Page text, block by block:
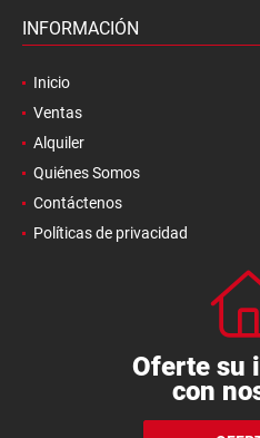
INFORMACIÓN
Inicio
Ventas
Alquiler
Quiénes Somos
Contáctenos
Políticas de privacidad
Oferte su
con